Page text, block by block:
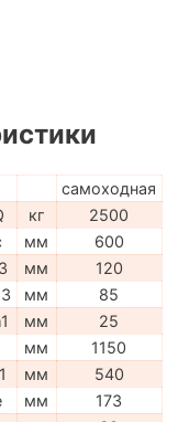
самоходная
кг
2500
мм
600
мм
120
мм
85
мм
25
мм
1150
мм
540
мм
173